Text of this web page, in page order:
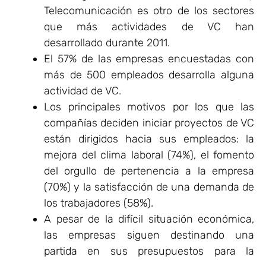
Telecomunicación es otro de los sectores
que más actividades de VC han
desarrollado durante 2011.
El 57% de las empresas encuestadas con
más de 500 empleados desarrolla alguna
actividad de VC.
Los principales motivos por los que las
compañías deciden iniciar proyectos de VC
están dirigidos hacia sus empleados: la
mejora del clima laboral (74%), el fomento
del orgullo de pertenencia a la empresa
(70%) y la satisfacción de una demanda de
los trabajadores (58%).
A pesar de la difícil situación económica,
las empresas siguen destinando una
partida en sus presupuestos para la